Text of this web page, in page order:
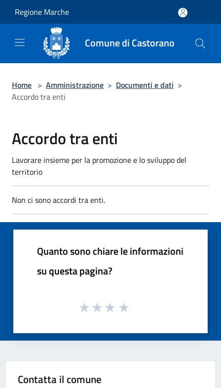
Regione Marche
Comune di Castorano
Home > Amministrazione > Documenti e dati >
Accordo tra enti
Accordo tra enti
Lavorare insieme per la promozione e lo sviluppo del
territorio
Non ci sono accordi tra enti.
Quanto sono chiare le informazioni
su questa pagina?
Contatta il comune